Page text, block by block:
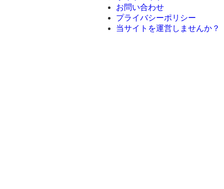
お問い合わせ
プライバシーポリシー
当サイトを運営しませんか？